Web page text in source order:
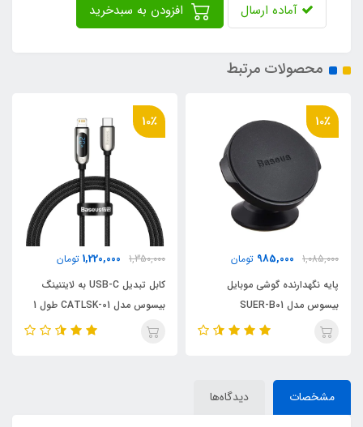
آماده ارسال
محصولات مرتبط
10٪
1,085,000
985,000 تومان
پایه نگهدارنده گوشی موبایل
بیسوس مدل SUER-B01
10٪
1,350,000
1,220,000 تومان
کابل تبدیل USB-C به لایتنینگ
بیسوس مدل CATLSK-01 طول 1
متر
مشخصات دیدگاه‌ها